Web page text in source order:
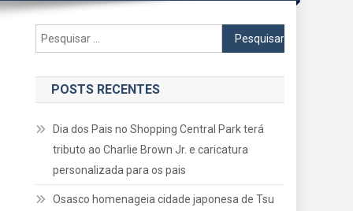
Pesquisar
por:
POSTS RECENTES
Dia dos Pais no Shopping Central Park terá
tributo ao Charlie Brown Jr. e caricatura
personalizada para os pais
Osasco homenageia cidade japonesa de Tsu